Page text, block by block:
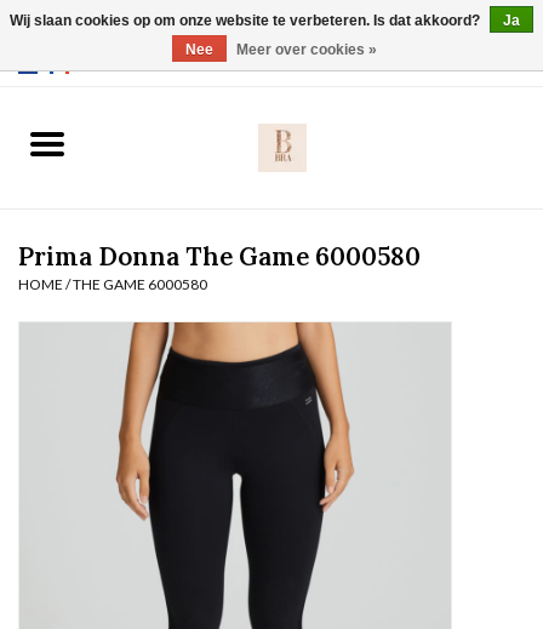
Slip
Body
Prima Donna The Game 6000580
HOME /THE GAME 6000580
Wij slaan cookies op om onze website te verbeteren. Is dat akkoord?
Ja
Nee
Meer over cookies »
Webshop werkt met EU maten. .